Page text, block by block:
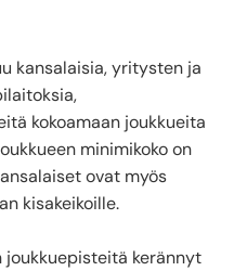
kansalaisia, yritysten ja
kokoamaan joukkueita
minimikoko on
ovat myös
kisakeikoille.
joukkuepisteitä kerännyt